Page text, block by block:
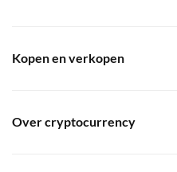
Kopen en verkopen
Over cryptocurrency